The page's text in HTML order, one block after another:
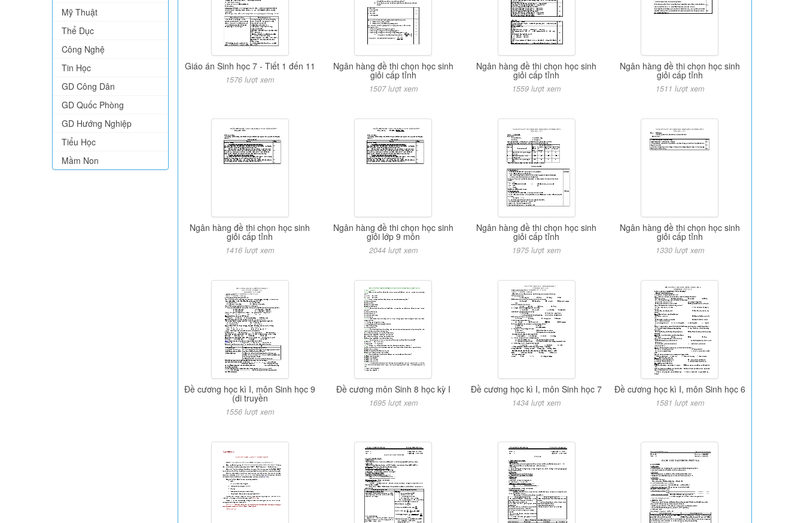
Mỹ Thuật
Thể Dục
Công Nghệ
Tin Học
GD Công Dân
GD Quốc Phòng
GD Hướng Nghiệp
Tiểu Học
Mầm Non
Giáo án Sinh học 7 - Tiết 1 đến 11
1576 lượt xem
Ngân hàng đề thi chọn học sinh
giỏi cấp tỉnh
1507 lượt xem
Ngân hàng đề thi chọn học sinh
giỏi cấp tỉnh
1559 lượt xem
Ngân hàng đề thi chọn học sinh
giỏi cấp tỉnh
1511 lượt xem
Ngân hàng đề thi chọn học sinh
giỏi cấp tỉnh
1416 lượt xem
Ngân hàng đề thi chọn học sinh
giỏi lớp 9 môn
2044 lượt xem
Ngân hàng đề thi chọn học sinh
giỏi cấp tỉnh
1975 lượt xem
Ngân hàng đề thi chọn học sinh
giỏi cấp tỉnh
1330 lượt xem
Đề cương học kì I, môn Sinh học 9
(di truyền
1556 lượt xem
Đề cương môn Sinh 8 học kỳ I
1695 lượt xem
Đề cương học kì I, môn Sinh học 7
1434 lượt xem
Đề cương học kì I, môn Sinh học 6
1581 lượt xem